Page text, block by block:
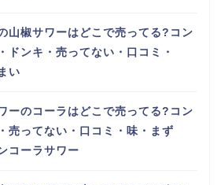
山椒サワーはどこで売ってる?コン
ドンキ・売ってない・口コミ・
い
ーのコーラはどこで売ってる?コン
売ってない・口コミ・味・まず
コーラサワー